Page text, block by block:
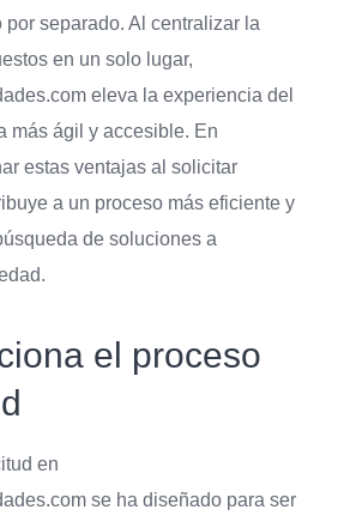
separado. Al centralizar la
en un solo lugar,
eleva la experiencia del
más ágil y accesible. En
estas ventajas al solicitar
a un proceso más eficiente y
de soluciones a
el proceso
en
se ha diseñado para ser